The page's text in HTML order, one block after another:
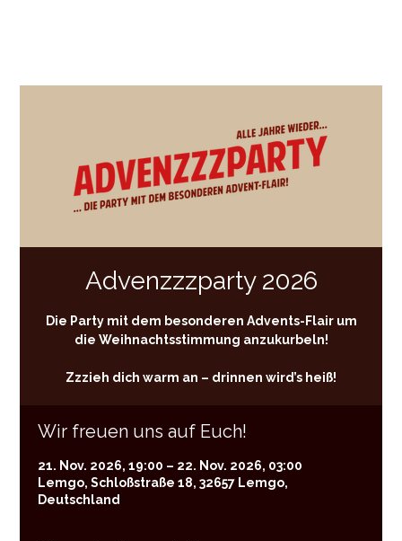
Advenzzzparty 2026
Die Party mit dem besonderen Advents-Flair um
die Weihnachtsstimmung anzukurbeln!
Zzzieh dich warm an – drinnen wird’s heiß!
Wir freuen uns auf Euch!
21. Nov. 2026, 19:00 – 22. Nov. 2026, 03:00
Lemgo, Schloßstraße 18, 32657 Lemgo,
Deutschland